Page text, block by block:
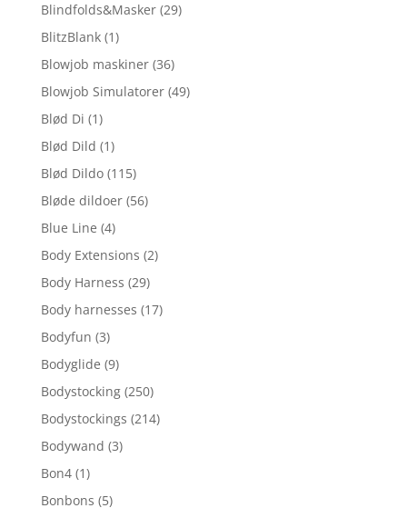
Blindfolds&Masker (29)
BlitzBlank (1)
Blowjob maskiner (36)
Blowjob Simulatorer (49)
Blød Di (1)
Blød Dild (1)
Blød Dildo (115)
Bløde dildoer (56)
Blue Line (4)
Body Extensions (2)
Body Harness (29)
Body harnesses (17)
Bodyfun (3)
Bodyglide (9)
Bodystocking (250)
Bodystockings (214)
Bodywand (3)
Bon4 (1)
Bonbons (5)